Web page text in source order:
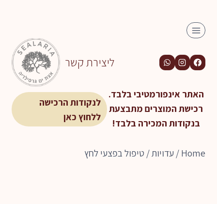
content
ליצירת קשר
האתר אינפורמטיבי בלבד.
רכישת המוצרים מתבצעת
בנקודות המכירה בלבד!
לנקודות הרכישה
ללחוץ כאן
Home
/עדויות/ טיפול בפצעי לחץ